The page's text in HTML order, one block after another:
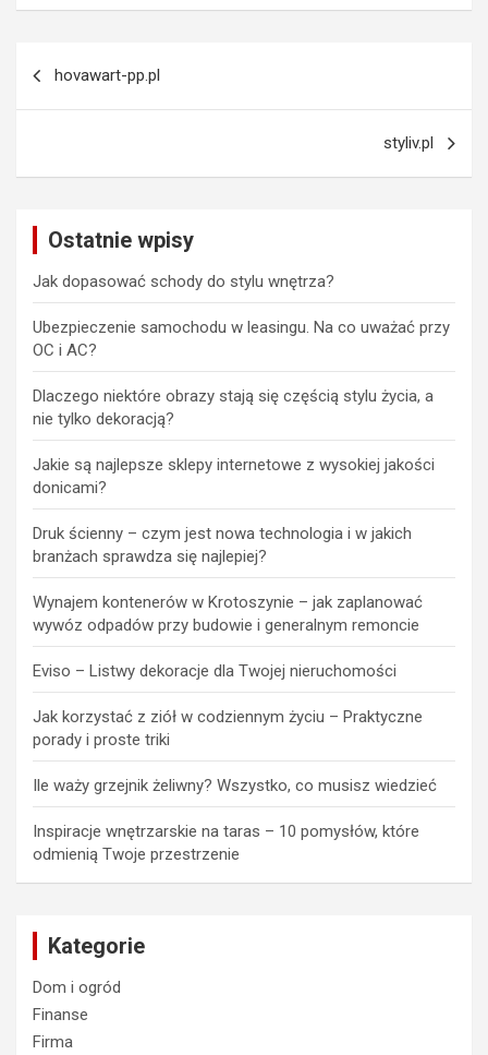
hovawart-pp.pl
styliv.pl
Ostatnie wpisy
Jak dopasować schody do stylu wnętrza?
Ubezpieczenie samochodu w leasingu. Na co uważać przy
OC i AC?
Dlaczego niektóre obrazy stają się częścią stylu życia, a
nie tylko dekoracją?
Jakie są najlepsze sklepy internetowe z wysokiej jakości
donicami?
Druk ścienny – czym jest nowa technologia i w jakich
branżach sprawdza się najlepiej?
Wynajem kontenerów w Krotoszynie – jak zaplanować
wywóz odpadów przy budowie i generalnym remoncie
Eviso – Listwy dekoracje dla Twojej nieruchomości
Jak korzystać z ziół w codziennym życiu – Praktyczne
porady i proste triki
Ile waży grzejnik żeliwny? Wszystko, co musisz wiedzieć
Inspiracje wnętrzarskie na taras – 10 pomysłów, które
odmienią Twoje przestrzenie
Kategorie
Dom i ogród
Finanse
Firma